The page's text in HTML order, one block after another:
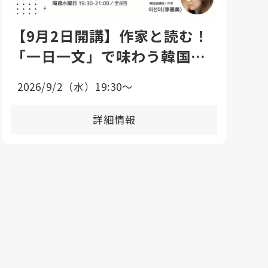
【9月2日開講】作家と読む！
「一日一文」で味わう韓国語
2026/9/2（水）19:30〜
詳細情報